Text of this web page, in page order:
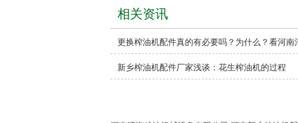
相关资讯
更换榨油机配件真的有必要吗？为什么？看河
新乡榨油机配件厂家浅谈：花生榨油机的过程